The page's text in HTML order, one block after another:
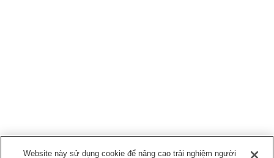
Website này sử dụng cookie để nâng cao trải nghiệm người